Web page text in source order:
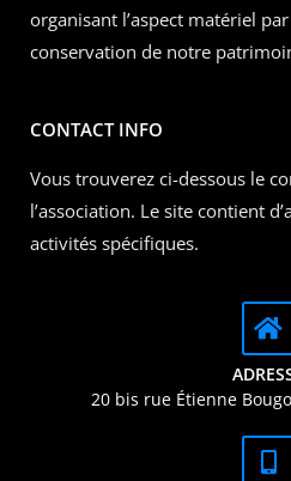
organisant l’aspect matériel
conservation de notre
CONTACT INFO
Vous trouverez ci-dessous le
l’association. Le site contient
activités spécifiques.
20 bis rue Étienne